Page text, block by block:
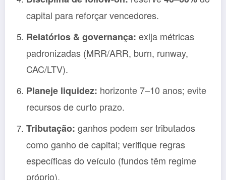
capital para reforçar vencedores.
Relatórios & governança: exija métricas
padronizadas (MRR/ARR, burn, runway,
CAC/LTV).
Planeje liquidez: horizonte 7–10 anos; evite
recursos de curto prazo.
Tributação: ganhos podem ser tributados
como ganho de capital; verifique regras
específicas do veículo (fundos têm regime
próprio).